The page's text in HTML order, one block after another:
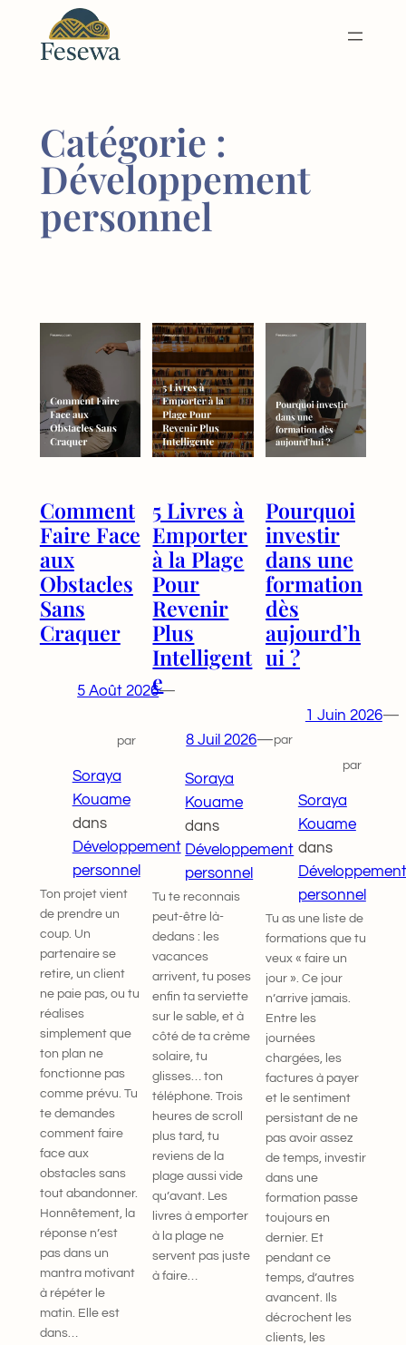
contenu
Catégorie :
Développement
personnel
Comment
Faire Face
aux
Obstacles
Sans
Craquer
5 Août 2026—
par
Soraya
Kouame
dans
Développement
personnel
Ton projet vient
de prendre un
coup. Un
partenaire se
retire, un client
ne paie pas, ou tu
réalises
simplement que
ton plan ne
fonctionne pas
comme prévu. Tu
te demandes
comment faire
face aux
obstacles sans
tout abandonner.
Honnêtement, la
réponse n’est
pas dans un
mantra motivant
à répéter le
matin. Elle est
dans…
5 Livres à
Emporter
à la Plage
Pour
Revenir
Plus
Intelligent
e
8 Juil 2026—par
Soraya
Kouame
dans
Développement
personnel
Tu te reconnais
peut-être là-
dedans : les
vacances
arrivent, tu poses
enfin ta serviette
sur le sable, et à
côté de ta crème
solaire, tu
glisses… ton
téléphone. Trois
heures de scroll
plus tard, tu
reviens de la
plage aussi vide
qu’avant. Les
livres à emporter
à la plage ne
servent pas juste
à faire…
Pourquoi
investir
dans une
formation
dès
aujourd’h
ui ?
1 Juin 2026—
par
Soraya
Kouame
dans
Développement
personnel
Tu as une liste de
formations que tu
veux « faire un
jour ». Ce jour
n’arrive jamais.
Entre les
journées
chargées, les
factures à payer
et le sentiment
persistant de ne
pas avoir assez
de temps, investir
dans une
formation passe
toujours en
dernier. Et
pendant ce
temps, d’autres
avancent. Ils
décrochent les
clients, les